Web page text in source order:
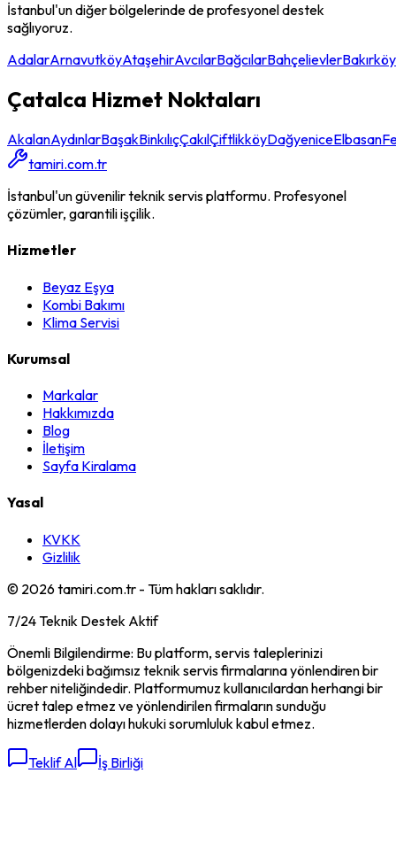
İstanbul'un diğer bölgelerinde de profesyonel destek
sağlıyoruz.
AdalarArnavutköyAtaşehirAvcılarBağcılarBahçelievlerBakırköy
Çatalca Hizmet Noktaları
AkalanAydınlarBaşakBinkılıçÇakılÇiftlikköyDağyeniceElbasan
tamiri.com.tr
İstanbul'un güvenilir teknik servis platformu. Profesyonel
çözümler, garantili işçilik.
Hizmetler
Beyaz Eşya
Kombi Bakımı
Klima Servisi
Kurumsal
Markalar
Hakkımızda
Blog
İletişim
Sayfa Kiralama
Yasal
KVKK
Gizlilik
© 2026tamiri.com.tr - Tüm hakları saklıdır.
7/24 Teknik Destek Aktif
Önemli Bilgilendirme: Bu platform, servis taleplerinizi
bölgenizdeki bağımsız teknik servis firmalarına yönlendiren bir
rehber niteliğindedir. Platformumuz kullanıcılardan herhangi bir
ücret talep etmez ve yönlendirilen firmaların sunduğu
hizmetlerden dolayı hukuki sorumluluk kabul etmez.
Teklif Al İş Birliği